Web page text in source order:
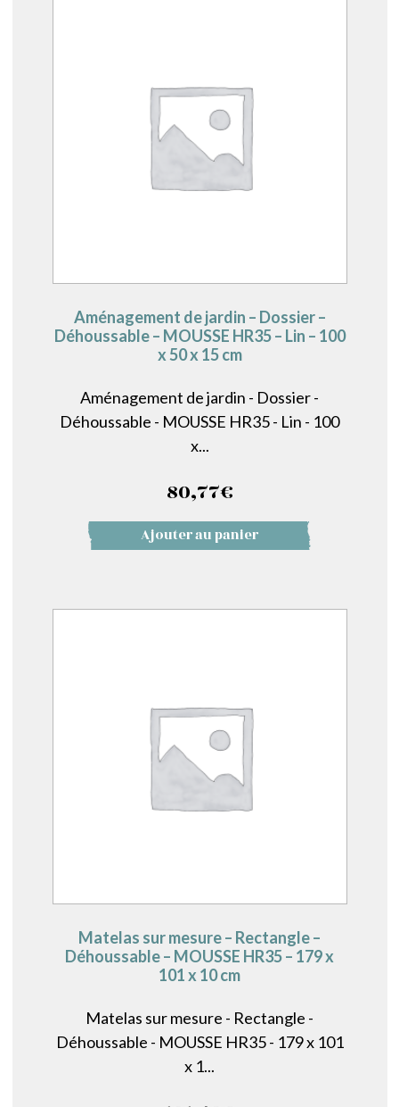
Aménagement de jardin – Dossier –
Déhoussable – MOUSSE HR35 – Lin – 100
x 50 x 15 cm
Aménagement de jardin - Dossier -
Déhoussable - MOUSSE HR35 - Lin - 100
x...
80,77€
Ajouter au panier
Matelas sur mesure – Rectangle –
Déhoussable – MOUSSE HR35 – 179 x
101 x 10 cm
Matelas sur mesure - Rectangle -
Déhoussable - MOUSSE HR35 - 179 x 101
x 1...